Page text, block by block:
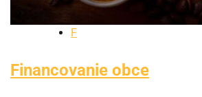
F
Financovanie obce